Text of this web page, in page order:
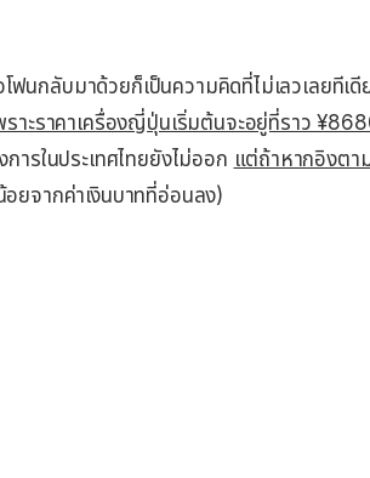
นกลับมาด้วยก็เป็นความคิดที่ไม่เลวเลยทีเดี
ราะราคาเครื่องญี่ปุ่นเริ่มต้นจะอยู่ที่ราว
ารในประเทศไทยยังไม่ออก แต่ถ้าหากอิงตา
ยจากค่าเงินบาทที่อ่อนลง)